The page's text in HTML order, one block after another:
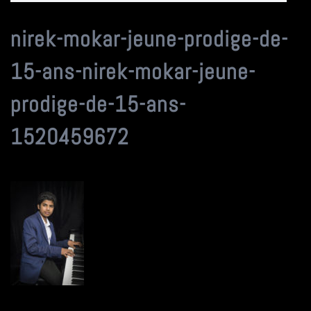
nirek-mokar-jeune-prodige-de-
15-ans-nirek-mokar-jeune-
prodige-de-15-ans-
1520459672